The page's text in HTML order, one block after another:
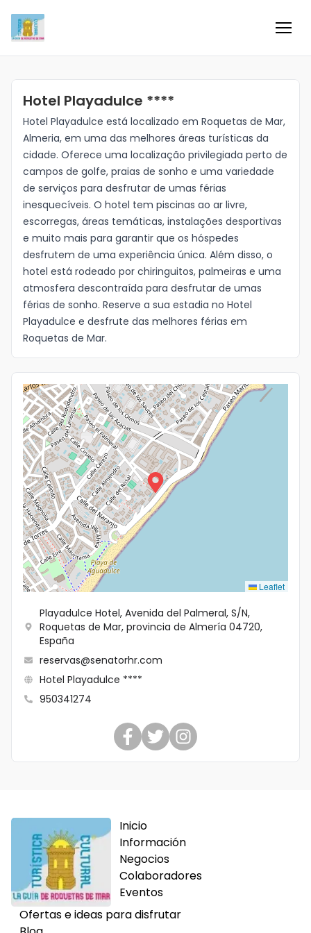
Información
Negocios
Colaboradores
Blog
Eventos
Ofertas e ideas para disfrutar
Idioma
Hotel Playadulce ****
Hotel Playadulce está localizado em Roquetas de Mar,
Almeria, em uma das melhores áreas turísticas da
cidade. Oferece uma localização privilegiada perto de
campos de golfe, praias de sonho e uma variedade
de serviços para desfrutar de umas férias
inesquecíveis. O hotel tem piscinas ao ar livre,
escorregas, áreas temáticas, instalações desportivas
e muito mais para garantir que os hóspedes
desfrutem de uma experiência única. Além disso, o
hotel está rodeado por chiringuitos, palmeiras e uma
atmosfera descontraída para desfrutar de umas
férias de sonho. Reserve a sua estadia no Hotel
Playadulce e desfrute das melhores férias em
Roquetas de Mar.
Leaflet
Playadulce Hotel, Avenida del Palmeral, S/N,
Roquetas de Mar, provincia de Almería 04720,
España
reservas@senatorhr.com
Hotel Playadulce ****
950341274
Inicio
Información
Negocios
Colaboradores
Eventos
Ofertas e ideas para disfrutar